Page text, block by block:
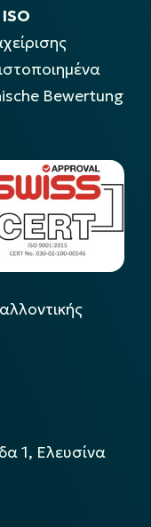
ISO
Bewertung
1, Ελευσίνα